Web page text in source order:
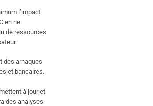
l’impact
en ne
de ressources
des arnaques
et bancaires.
à jour et
des analyses